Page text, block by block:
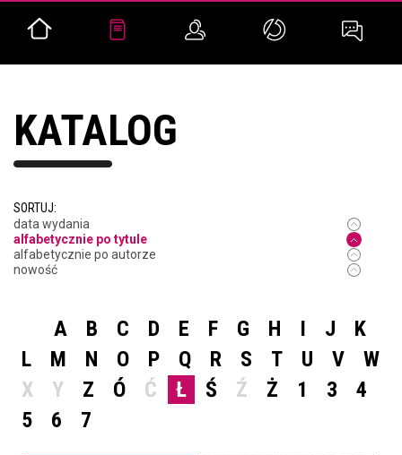
KATALOG
SORTUJ:
data wydania
alfabetycznie po tytule
alfabetycznie po autorze
nowość
A B C D E F G H I J
K
L
M N O P Q R S T U V
W
X
Y Z Ó Ć Ł Ś Ź Ż 1 3
4
5
6 7